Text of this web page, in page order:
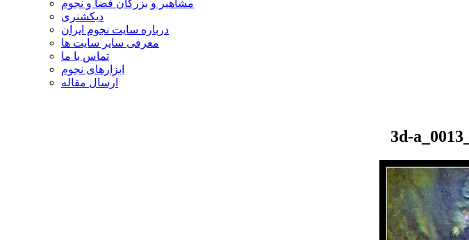
مشاهیر و بزرگان فضا و نجوم
دیکشنری
درباره سایت نجوم ایران
معرفی سایر سایت ها
تماس با ما
ابزارهای نجوم
ارسال مقاله
3d-